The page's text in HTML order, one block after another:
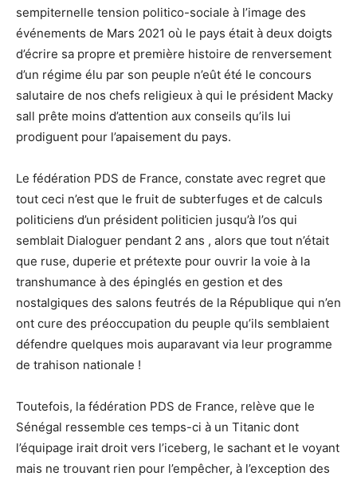
sempiternelle tension politico-sociale à l’image des
événements de Mars 2021 où le pays était à deux doigts
d’écrire sa propre et première histoire de renversement
d’un régime élu par son peuple n’eût été le concours
salutaire de nos chefs religieux à qui le président Macky
sall prête moins d’attention aux conseils qu’ils lui
prodiguent pour l’apaisement du pays.
Le fédération PDS de France, constate avec regret que
tout ceci n’est que le fruit de subterfuges et de calculs
politiciens d’un président politicien jusqu’à l’os qui
semblait Dialoguer pendant 2 ans , alors que tout n’était
que ruse, duperie et prétexte pour ouvrir la voie à la
transhumance à des épinglés en gestion et des
nostalgiques des salons feutrés de la République qui n’en
ont cure des préoccupation du peuple qu’ils semblaient
défendre quelques mois auparavant via leur programme
de trahison nationale !
Toutefois, la fédération PDS de France, relève que le
Sénégal ressemble ces temps-ci à un Titanic dont
l’équipage irait droit vers l’iceberg, le sachant et le voyant
mais ne trouvant rien pour l’empêcher, à l’exception des